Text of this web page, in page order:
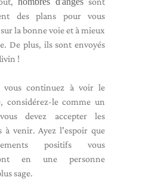
des plans pour vous
la bonne voie et à mieux
De plus, ils sont envoyés
!
vous continuez à voir le
considérez-le comme un
devez accepter les
à venir. Ayez l'espoir que
positifs vous
en une personne
sage.